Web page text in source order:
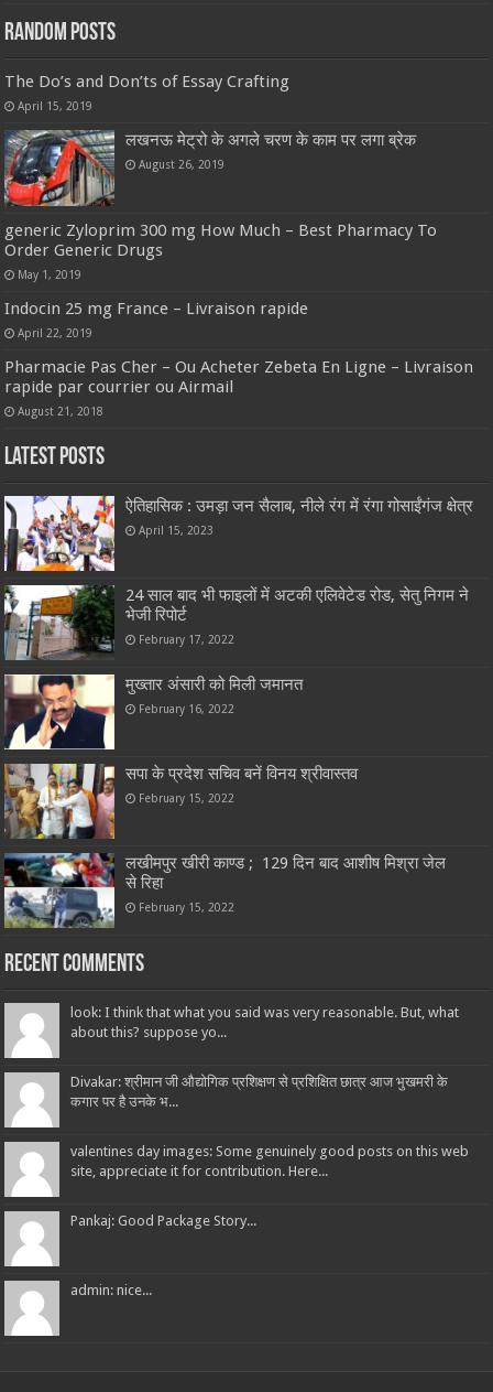
Random Posts
The Do’s and Don’ts of Essay Crafting
April 15, 2019
लखनऊ मेट्रो के अगले चरण के काम पर लगा ब्रेक
August 26, 2019
generic Zyloprim 300 mg How Much – Best Pharmacy To
Order Generic Drugs
May 1, 2019
Indocin 25 mg France – Livraison rapide
April 22, 2019
Pharmacie Pas Cher – Ou Acheter Zebeta En Ligne – Livraison
rapide par courrier ou Airmail
August 21, 2018
Latest Posts
ऐतिहासिक : उमड़ा जन सैलाब, नीले रंग में रंगा गोसाईंगंज क्षेत्र
April 15, 2023
24 साल बाद भी फाइलों में अटकी एलिवेटेड रोड, सेतु निगम ने
भेजी रिपोर्ट
February 17, 2022
मुख्तार अंसारी को मिली जमानत
February 16, 2022
सपा के प्रदेश सचिव बनें विनय श्रीवास्तव
February 15, 2022
लखीमपुर खीरी काण्ड ; 129 दिन बाद आशीष मिश्रा जेल
से रिहा
February 15, 2022
Recent Comments
look: I think that what you said was very reasonable. But, what
about this? suppose yo...
Divakar: श्रीमान जी औद्योगिक प्रशिक्षण से प्रशिक्षित छात्र आज भुखमरी के
कगार पर है उनके भ...
valentines day images: Some genuinely good posts on this web
site, appreciate it for contribution. Here...
Pankaj: Good Package Story...
admin: nice...